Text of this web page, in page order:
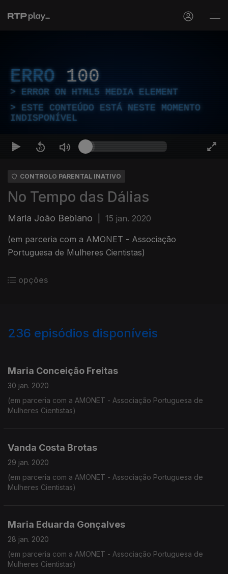
ERRO 100
ERROR ON HTML5 MEDIA ELEMENT
ESTE CONTEÚDO ESTÁ NESTE MOMENTO
INDISPONÍVEL
CONTROLO PARENTAL INATIVO
No Tempo das Dálias
Maria João Bebiano 15 jan. 2020
(em parceria com a AMONET - Associação
Portuguesa de Mulheres Cientistas)
opções
236 episódios disponíveis
Maria Conceição Freitas
30 jan. 2020
(em parceria com a AMONET - Associação Portuguesa de
Mulheres Cientistas)
Vanda Costa Brotas
29 jan. 2020
(em parceria com a AMONET - Associação Portuguesa de
Mulheres Cientistas)
Maria Eduarda Gonçalves
28 jan. 2020
(em parceria com a AMONET - Associação Portuguesa de
Mulheres Cientistas)